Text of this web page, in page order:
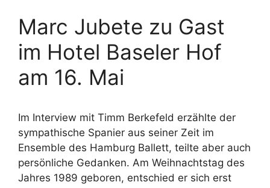
Marc Jubete zu Gast
im Hotel Baseler Hof
am 16. Mai
Im Interview mit Timm Berkefeld erzählte der
sympathische Spanier aus seiner Zeit im
Ensemble des Hamburg Ballett, teilte aber auch
persönliche Gedanken. Am Weihnachtstag des
Jahres 1989 geboren, entschied er sich erst